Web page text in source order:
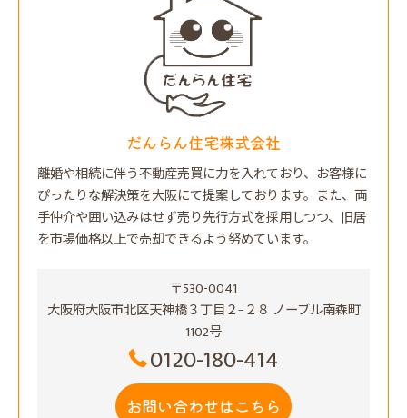
だんらん住宅株式会社
離婚や相続に伴う不動産売買に力を入れており、お客様に
ぴったりな解決策を大阪にて提案しております。また、両
手仲介や囲い込みはせず売り先行方式を採用しつつ、旧居
を市場価格以上で売却できるよう努めています。
〒530-0041
大阪府大阪市北区天神橋３丁目２−２８ ノーブル南森町
1102号
0120-180-414
お問い合わせはこちら